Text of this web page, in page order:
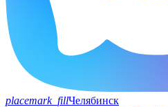
placemark_fillЧелябинск